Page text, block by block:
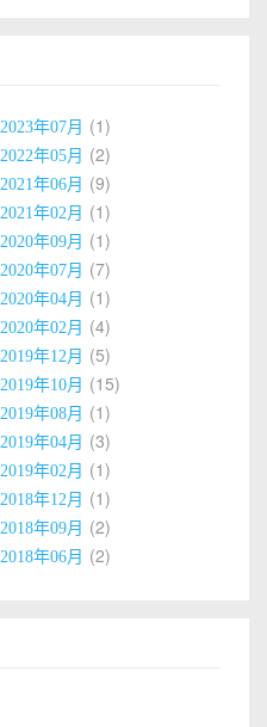
2023年07月 1
2022年05月 2
2021年06月 9
2021年02月 1
2020年09月 1
2020年07月 7
2020年04月 1
2020年02月 4
2019年12月 5
2019年10月 15
2019年08月 1
2019年04月 3
2019年02月 1
2018年12月 1
2018年09月 2
2018年06月 2